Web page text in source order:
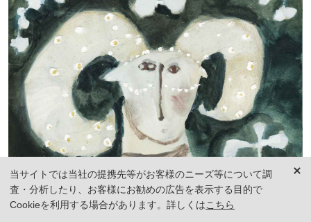
当サイトでは当社の提携先等がお客様のニーズ等について調
査・分析したり、お客様にお勧めの広告を表示する目的で
Cookieを利用する場合があります。詳しくはこちら